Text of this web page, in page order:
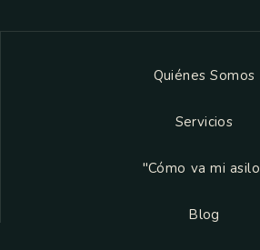
Quiénes Somos
Servicios
"Cómo va mi
Blog